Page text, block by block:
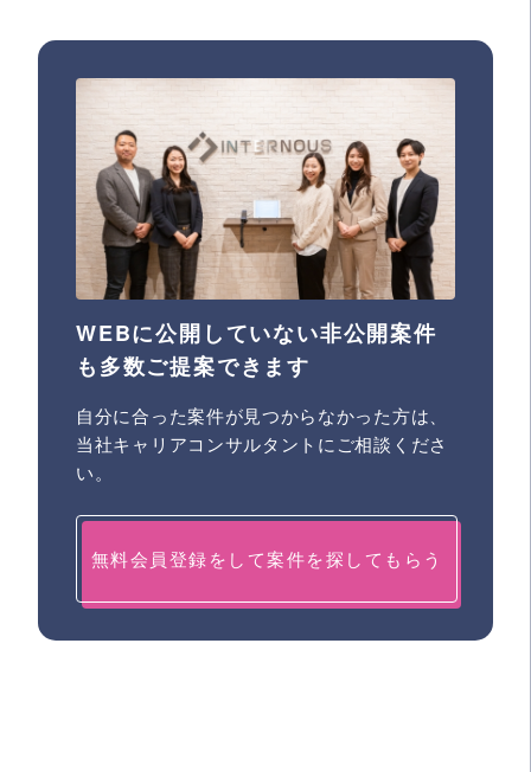
WEBに公開していない非公開案件
も多数ご提案できます
自分に合った案件が見つからなかった方は、
当社キャリアコンサルタントにご相談くださ
い。
無料会員登録をして案件を探してもらう